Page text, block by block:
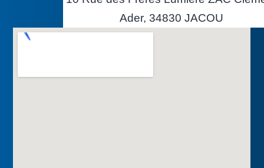
Ader, 34830 JACOU